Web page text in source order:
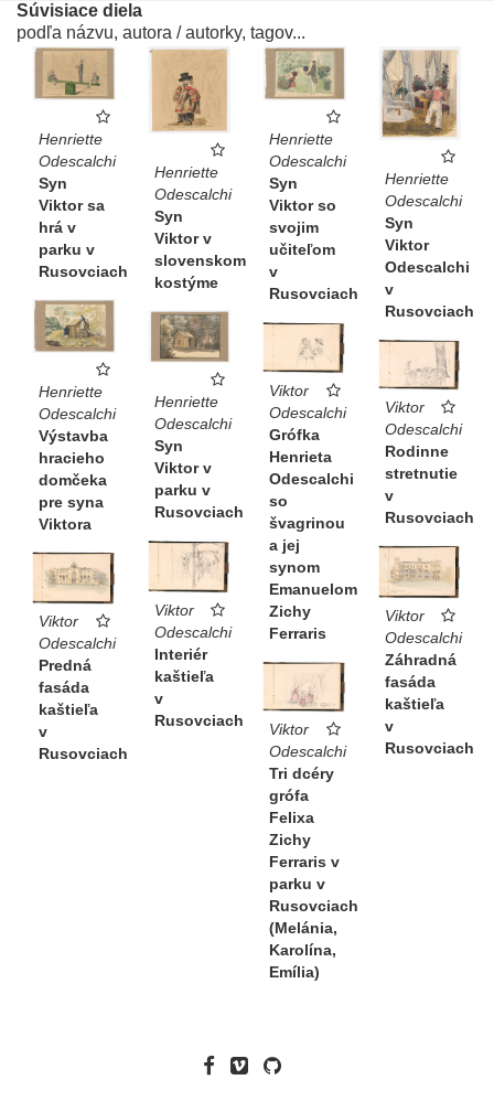
Súvisiace diela
podľa názvu, autora / autorky, tagov...
Henriette
Odescalchi
Syn
Viktor sa
hrá v
parku v
Rusovciach
Henriette
Odescalchi
Syn
Viktor v
slovenskom
kostýme
Henriette
Odescalchi
Syn
Viktor so
svojim
učiteľom
v
Rusovciach
Henriette
Odescalchi
Syn
Viktor
Odescalchi
v
Rusovciach
Henriette
Odescalchi
Výstavba
hracieho
domčeka
pre syna
Viktora
Henriette
Odescalchi
Syn
Viktor v
parku v
Rusovciach
Viktor
Odescalchi
Grófka
Henrieta
Odescalchi
so
švagrinou
a jej
synom
Emanuelom
Zichy
Ferraris
Viktor
Odescalchi
Rodinne
stretnutie
v
Rusovciach
Viktor
Odescalchi
Interiér
kaštieľa
v
Rusovciach
Viktor
Odescalchi
Záhradná
fasáda
kaštieľa
v
Rusovciach
Viktor
Odescalchi
Predná
fasáda
kaštieľa
v
Rusovciach
Viktor
Odescalchi
Tri dcéry
grófa
Felixa
Zichy
Ferraris v
parku v
Rusovciach
(Melánia,
Karolína,
Emília)